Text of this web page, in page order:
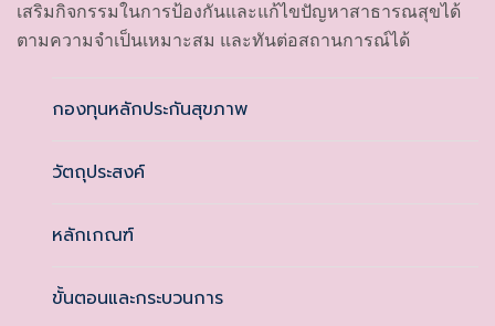
เสริมกิจกรรมในการป้องกันและแก้ไขปัญหาสาธารณสุขได้
ตามความจำเป็นเหมาะสม และทันต่อสถานการณ์ได้
กองทุนหลักประกันสุขภาพ
วัตถุประสงค์
หลักเกณฑ์
ขั้นตอนและกระบวนการ